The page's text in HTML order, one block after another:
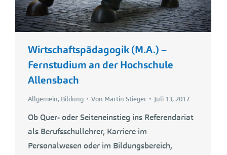
Wirtschaftspädagogik (M.A.) –
Fernstudium an der Hochschule
Allensbach
Allgemein, Bildung Von Martin Stieger Juli 13, 2017
Ob Quer- oder Seiteneinstieg ins Referendariat
als Berufsschullehrer, Karriere im
Personalwesen oder im Bildungsbereich,